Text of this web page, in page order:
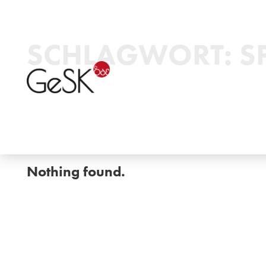
SCHLAGWORT:
Nothing found.